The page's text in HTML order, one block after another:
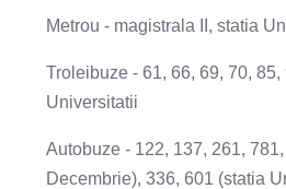
Metrou - magistrala II, statia
Troleibuze - 61, 66, 69, 70, 85,
Universitatii
Autobuze - 122, 137, 261,
Decembrie), 336, 601 (statia